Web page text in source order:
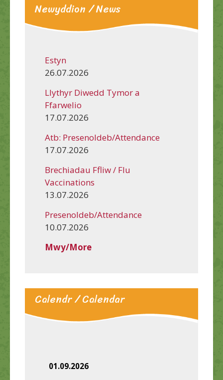
Newyddion / News
Estyn
26.07.2026
Llythyr Diwedd Tymor a
Ffarwelio
17.07.2026
Atb: Presenoldeb/Attendance
17.07.2026
Brechiadau Ffliw / Flu
Vaccinations
13.07.2026
Presenoldeb/Attendance
10.07.2026
Mwy/More
Calendr / Calendar
01.09.2026